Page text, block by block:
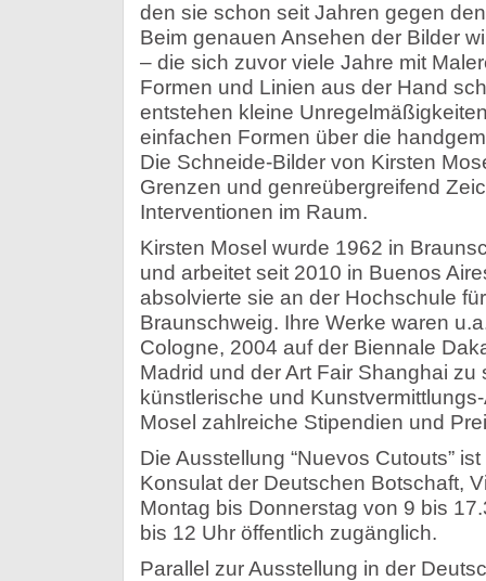
den sie schon seit Jahren gegen
Beim genauen Ansehen der Bilder
– die sich zuvor viele Jahre mit
Formen und Linien aus der Hand
entstehen kleine
einfachen Formen über die
Die Schneide-Bilder von Kirsten
Grenzen und genreübergreifend
Interventionen im Raum.
Kirsten Mosel wurde 1962 in
und arbeitet seit 2010 in Buenos
absolvierte sie an der Hochschule
Braunschweig. Ihre Werke waren
Cologne, 2004 auf der Biennale
Madrid und der Art Fair Shanghai zu
künstlerische und
Mosel zahlreiche Stipendien und
Die Ausstellung “Nuevos Cutouts”
Konsulat der Deutschen Botschaft,
Montag bis Donnerstag von 9 bis
bis 12 Uhr öffentlich zugänglich.
Parallel zur Ausstellung in der